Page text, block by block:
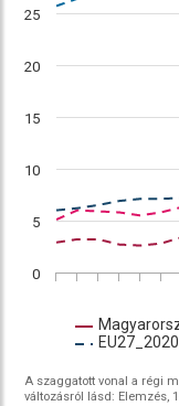
A szaggatott vonal a régi
változásról lásd: Elemzés,
0
5
10
15
20
25